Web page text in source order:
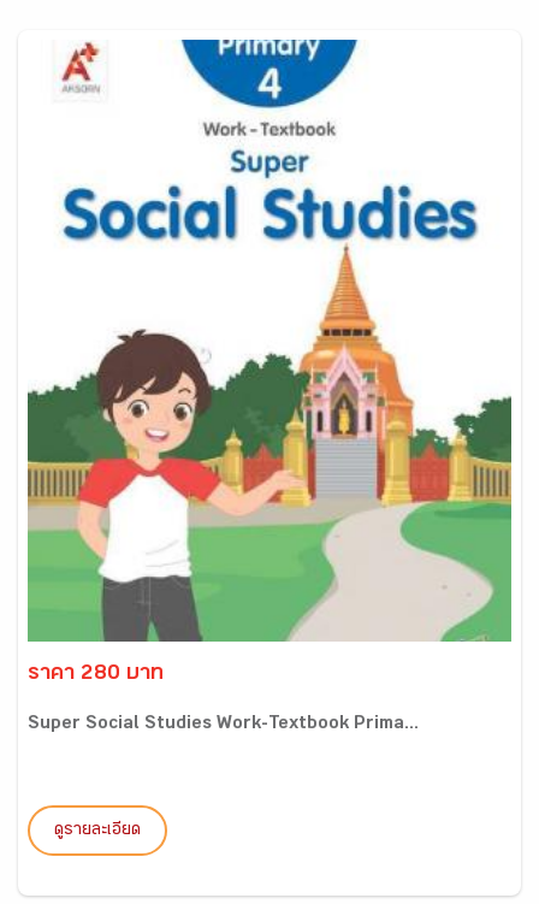
ราคา 280 บาท
Super Social Studies Work-Textbook Prima...
ดูรายละเอียด